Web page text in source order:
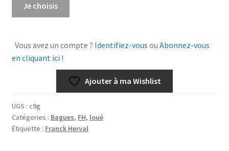
Tissu
Je choisis
Vous avez un compte ? Identifiez-vous ou Abonnez-vous
en cliquant ici !
Ajouter à ma Wishlist
UGS : c9g
Catégories : Bagues, FH, loué
Étiquette : Franck Herval